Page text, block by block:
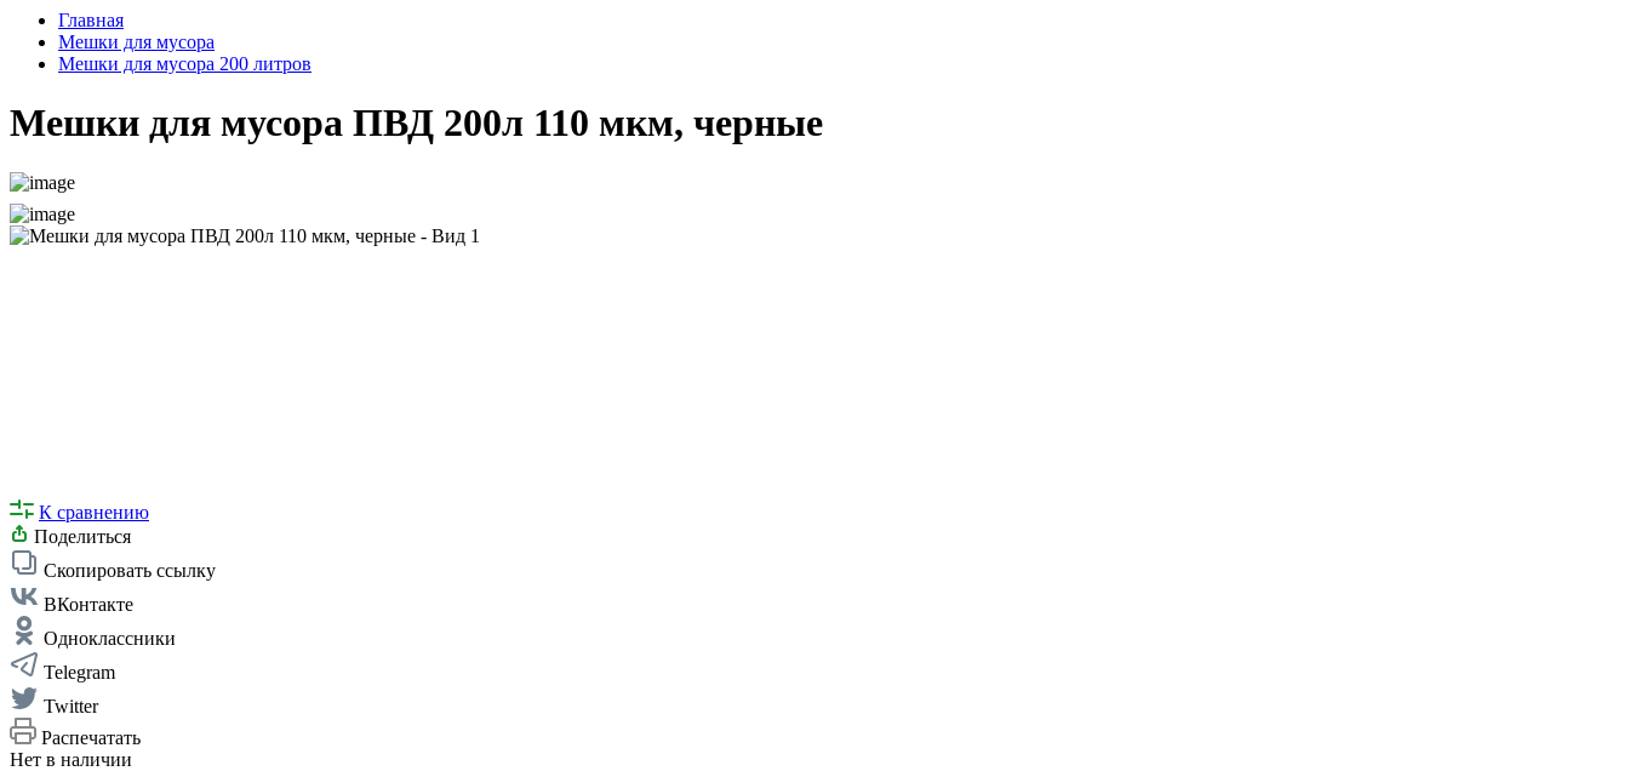
Главная
Мешки для мусора
Мешки для мусора 200 литров
Мешки для мусора ПВД 200л 110 мкм, черные
К сравнению
Поделиться
Скопировать ссылку
ВКонтакте
Одноклассники
Telegram
Twitter
Распечатать
Нет в наличии